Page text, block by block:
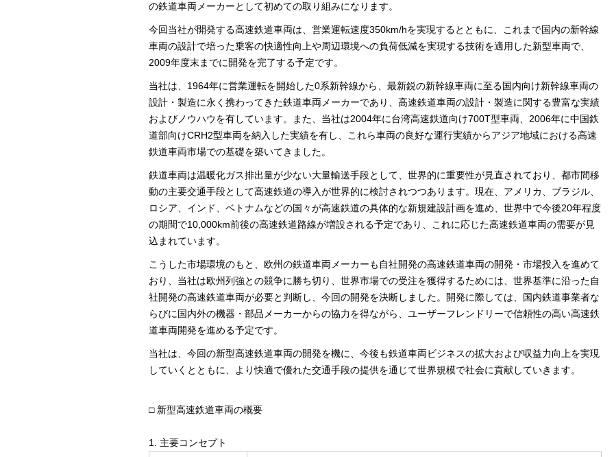
の鉄道車両メーカーとして初めての取り組みになります。
今回当社が開発する高速鉄道車両は、営業運転速度350km/hを実現するとともに、これまで国内の新幹線
車両の設計で培った乗客の快適性向上や周辺環境への負荷低減を実現する技術を適用した新型車両で、
2009年度末までに開発を完了する予定です。
当社は、1964年に営業運転を開始した0系新幹線から、最新鋭の新幹線車両に至る国内向け新幹線車両の
設計・製造に永く携わってきた鉄道車両メーカーであり、高速鉄道車両の設計・製造に関する豊富な実績
およびノウハウを有しています。また、当社は2004年に台湾高速鉄道向け700T型車両、2006年に中国鉄
道部向けCRH2型車両を納入した実績を有し、これら車両の良好な運行実績からアジア地域における高速
鉄道車両市場での基礎を築いてきました。
鉄道車両は温暖化ガス排出量が少ない大量輸送手段として、世界的に重要性が見直されており、都市間移
動の主要交通手段として高速鉄道の導入が世界的に検討されつつあります。現在、アメリカ、ブラジル、
ロシア、インド、ベトナムなどの国々が高速鉄道の具体的な新規建設計画を進め、世界中で今後20年程度
の期間で10,000km前後の高速鉄道路線が増設される予定であり、これに応じた高速鉄道車両の需要が見
込まれています。
こうした市場環境のもと、欧州の鉄道車両メーカーも自社開発の高速鉄道車両の開発・市場投入を進めて
おり、当社は欧州列強との競争に勝ち切り、世界市場での受注を獲得するためには、世界基準に沿った自
社開発の高速鉄道車両が必要と判断し、今回の開発を決断しました。開発に際しては、国内鉄道事業者な
らびに国内外の機器・部品メーカーからの協力を得ながら、ユーザーフレンドリーで信頼性の高い高速鉄
道車両開発を進める予定です。
当社は、今回の新型高速鉄道車両の開発を機に、今後も鉄道車両ビジネスの拡大および収益力向上を実現
していくとともに、より快適で優れた交通手段の提供を通じて世界規模で社会に貢献していきます。
□ 新型高速鉄道車両の概要
1. 主要コンセプト